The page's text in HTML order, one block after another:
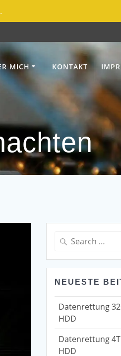
MICH KONTAKT
Search
for:
NEUESTE
Datenrettung
HDD
Datenrettung
HDD